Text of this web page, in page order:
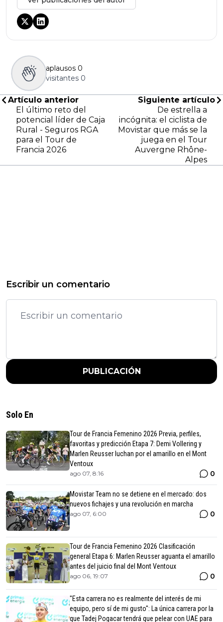
aplausos 0
visitantes 0
Artículo anterior
El último reto del
potencial líder de Caja
Rural - Seguros RGA
para el Tour de
Francia 2026
Siguiente artículo
De estrella a
incógnita: el ciclista de
Movistar que más se la
juega en el Tour
Auvergne Rhône-
Alpes
Escribir un comentario
PUBLICACIÓN
Solo En
Tour de Francia Femenino 2026 Previa, perfiles,
favoritas y predicción Etapa 7: Demi Vollering y
Marlen Reusser luchan por el amarillo en el Mont
Ventoux
ago 07, 8:16 0
Movistar Team no se detiene en el mercado: dos
nuevos fichajes y una revolución en marcha
ago 07, 6:00 0
Tour de Francia Femenino 2026 Clasificación
general Etapa 6: Marlen Reusser aguanta el amarillo
antes del juicio final del Mont Ventoux
ago 06, 19:07 0
"Esta carrera no es realmente del interés de mi
equipo, pero sí de mi gusto": La única carrera por la
que Tadej Pogacar tendrá que pelear con UAE para